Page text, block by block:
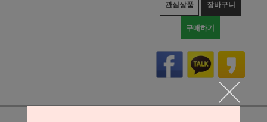
관심상품 장바구니
구매하기